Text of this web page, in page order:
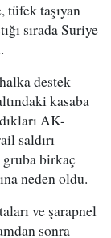
taşıyan
sırada Suriye
destek
kasaba
AK-
saldırı
birkaç
neden oldu.
ve şarapnel
sonra